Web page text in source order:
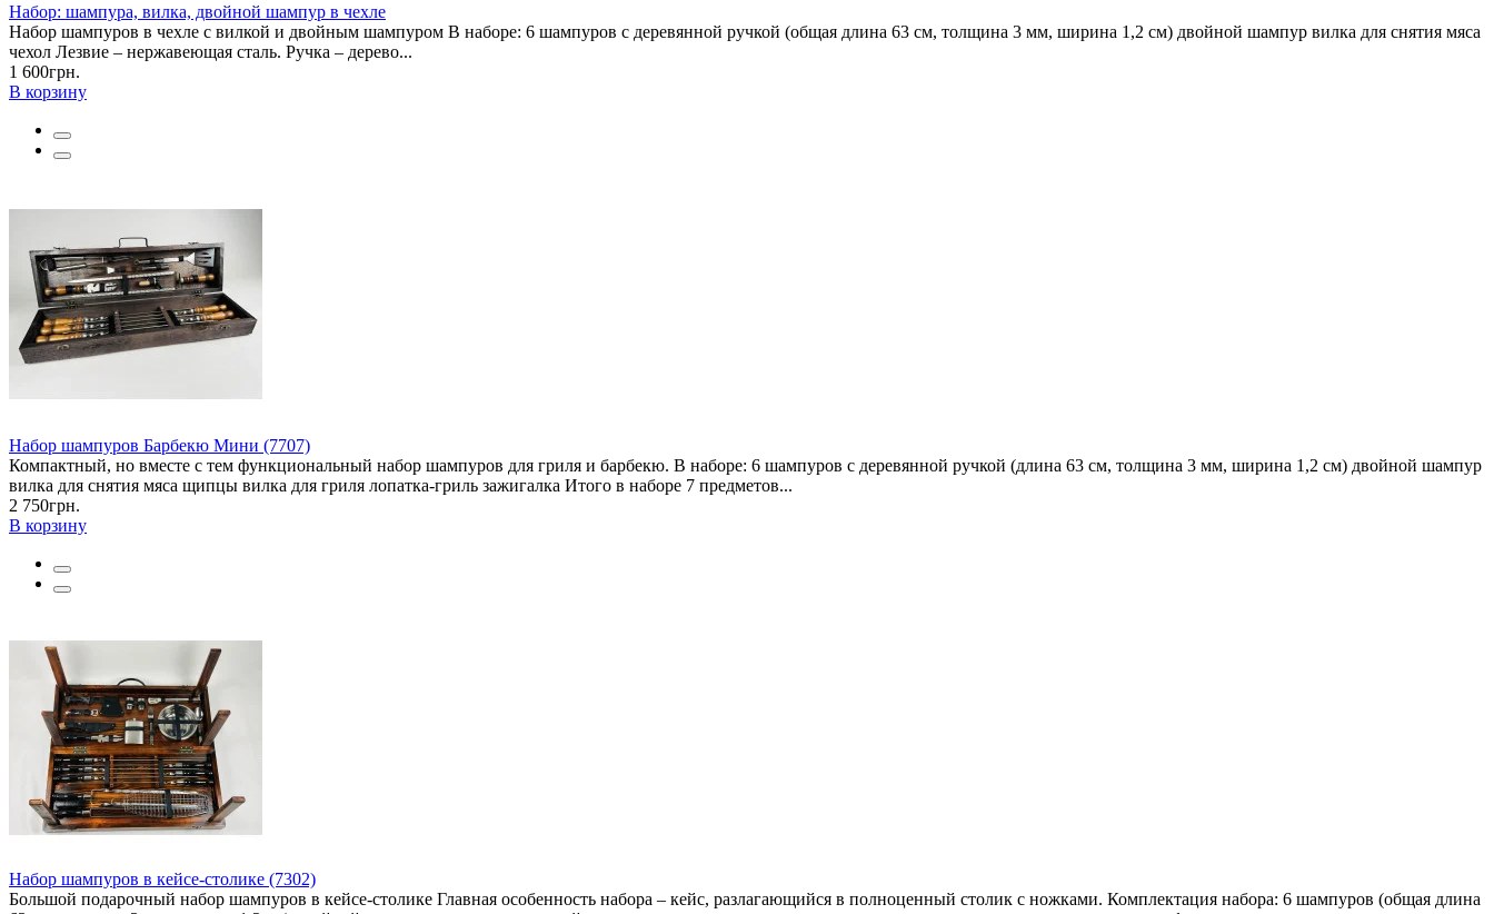
Набор: шампура, вилка, двойной шампур в чехле
Набор шампуров в чехле с вилкой и двойным шампуром В наборе: 6 шампуров с деревянной ручкой (общая длина 63 см, толщина 3 мм, ширина 1,2 см) двойной шампур вилка для снятия мяса
чехол Лезвие – нержавеющая сталь. Ручка – дерево...
1 600грн.
В корзину
Набор шампуров Барбекю Мини (7707)
Компактный, но вместе с тем функциональный набор шампуров для гриля и барбекю. В наборе: 6 шампуров с деревянной ручкой (длина 63 см, толщина 3 мм, ширина 1,2 см) двойной шампур
вилка для снятия мяса щипцы вилка для гриля лопатка-гриль зажигалка Итого в наборе 7 предметов...
2 750грн.
В корзину
Набор шампуров в кейсе-столике (7302)
Большой подарочный набор шампуров в кейсе-столике Главная особенность набора – кейс, разлагающийся в полноценный столик с ножками. Комплектация набора: 6 шампуров (общая длина